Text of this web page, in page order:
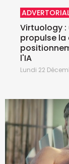
Virtuology
propulse
l'IA
Lundi 22